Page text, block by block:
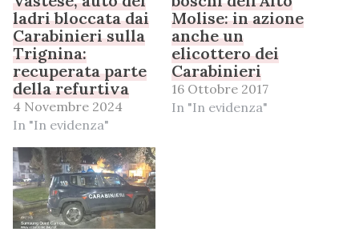
ladri bloccata dai
Carabinieri sulla
Trignina:
recuperata parte
della refurtiva
4 Novembre 2024
In "In evidenza"
Molise: in azione
anche un
elicottero dei
Carabinieri
16 Ottobre 2017
In "In evidenza"